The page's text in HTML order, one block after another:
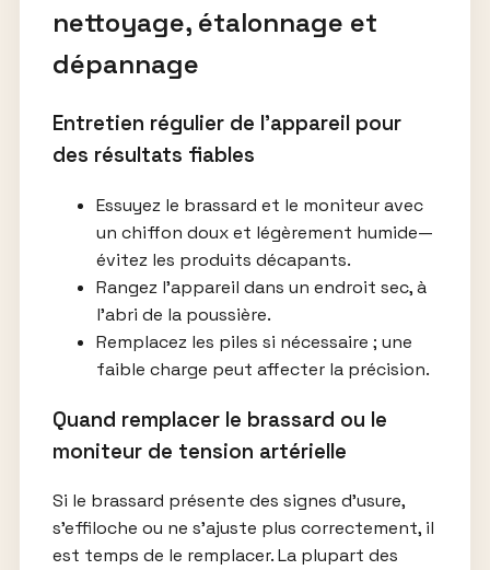
nettoyage, étalonnage et
dépannage
Entretien régulier de l’appareil pour
des résultats fiables
Essuyez le brassard et le moniteur avec
un chiffon doux et légèrement humide—
évitez les produits décapants.
Rangez l’appareil dans un endroit sec, à
l’abri de la poussière.
Remplacez les piles si nécessaire ; une
faible charge peut affecter la précision.
Quand remplacer le brassard ou le
moniteur de tension artérielle
Si le brassard présente des signes d’usure,
s’effiloche ou ne s’ajuste plus correctement, il
est temps de le remplacer. La plupart des